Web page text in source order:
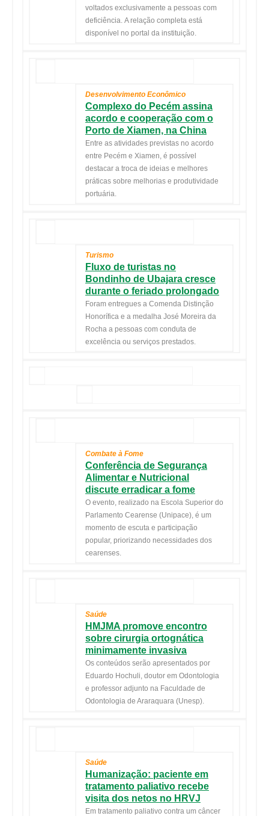
voltados exclusivamente a pessoas com
deficiência. A relação completa está
disponível no portal da instituição.
Desenvolvimento Econômico
Complexo do Pecém assina
acordo e cooperação com o
Porto de Xiamen, na China
Entre as atividades previstas no acordo
entre Pecém e Xiamen, é possível
destacar a troca de ideias e melhores
práticas sobre melhorias e produtividade
portuária.
Turismo
Fluxo de turistas no
Bondinho de Ubajara cresce
durante o feriado prolongado
Foram entregues a Comenda Distinção
Honorífica e a medalha José Moreira da
Rocha a pessoas com conduta de
excelência ou serviços prestados.
Combate à Fome
Conferência de Segurança
Alimentar e Nutricional
discute erradicar a fome
O evento, realizado na Escola Superior do
Parlamento Cearense (Unipace), é um
momento de escuta e participação
popular, priorizando necessidades dos
cearenses.
Saúde
HMJMA promove encontro
sobre cirurgia ortognática
minimamente invasiva
Os conteúdos serão apresentados por
Eduardo Hochuli, doutor em Odontologia
e professor adjunto na Faculdade de
Odontologia de Araraquara (Unesp).
Saúde
Humanização: paciente em
tratamento paliativo recebe
visita dos netos no HRVJ
Em tratamento paliativo contra um câncer